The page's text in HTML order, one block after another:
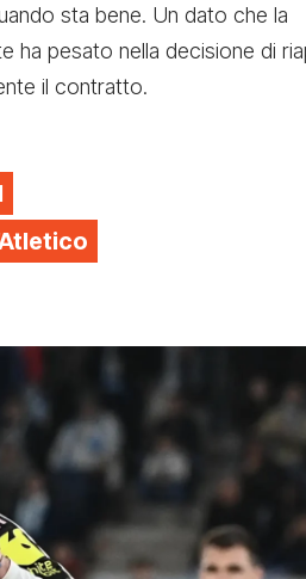
sta bene. Un dato che la
ha pesato nella decisione di
il contratto.